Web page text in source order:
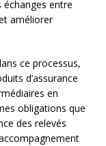
échanges entre
améliorer
ce processus,
d’assurance
en
obligations que
des relevés